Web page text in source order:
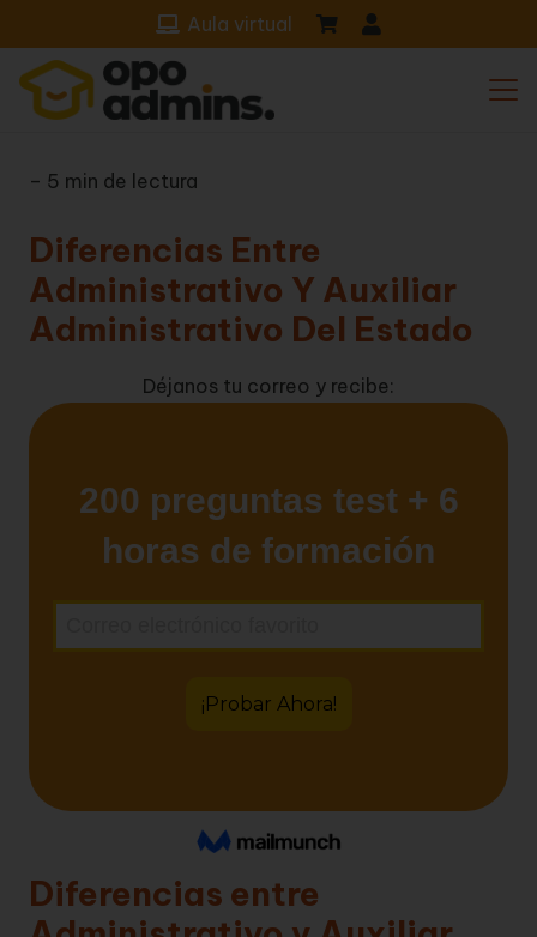
Aula virtual
– 5 min de lectura
Diferencias Entre
Administrativo Y Auxiliar
Administrativo Del Estado
Déjanos tu correo y recibe:
Diferencias entre